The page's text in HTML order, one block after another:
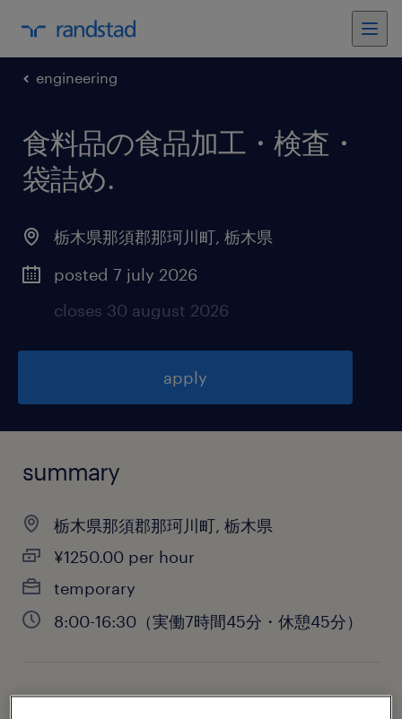
engineering
食料品の食品加工・検査・
袋詰め.
栃木県那須郡那珂川町, 栃木県
posted 7 july 2026
closes 30 august 2026
apply
summary
栃木県那須郡那珂川町, 栃木県
¥1250.00 per hour
temporary
8:00-16:30（実働7時間45分・休憩45分）
job category